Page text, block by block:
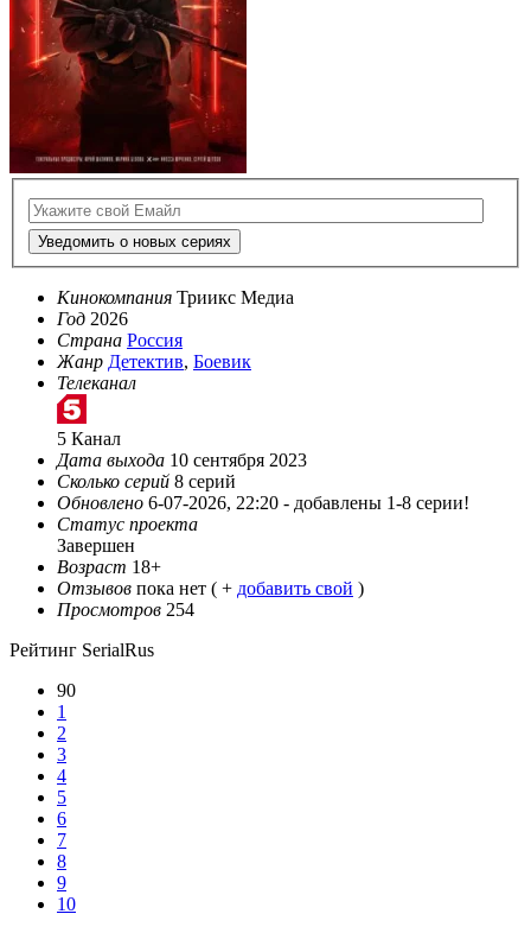
Уведомить о новых сериях
Кинокомпания Триикс Медиа
Год 2026
Страна Россия
Жанр Детектив, Боевик
Телеканал
5 Канал
Дата выхода 10 сентября 2023
Сколько серий 8 серий
Обновлено 6-07-2026, 22:20 - добавлены 1-8 серии!
Статус проекта
Завершен
Возраст 18+
Отзывов пока нет ( + добавить свой )
Просмотров 254
Рейтинг SerialRus
90
1
2
3
4
5
6
7
8
9
10